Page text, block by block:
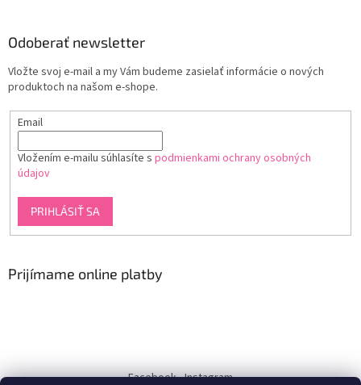
Odoberať newsletter
Vložte svoj e-mail a my Vám budeme zasielať informácie o nových
produktoch na našom e-shope.
Email
Vložením e-mailu súhlasíte s podmienkami ochrany osobných
údajov
PRIHLÁSIŤ SA
Prijímame online platby
Facebook Instagram